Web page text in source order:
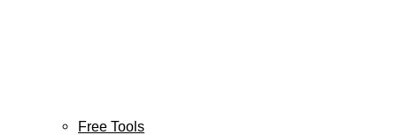
Free Tools